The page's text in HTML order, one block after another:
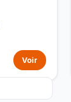
Voir